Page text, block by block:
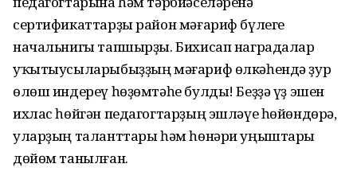
сертификаттарҙы район мәғариф бүлеге
начальнигы тапшырҙы. Бихисап наградалар
уҡытыусыларыбыҙҙың мәғариф өлкәһендә ҙур
өлөш индереү һөҙөмтәһе булды! Беҙҙә үҙ эшен
ихлас һөйгән педагогтарҙың эшләүе һөйөндөрә,
уларҙың таланттары һәм һөнәри уңыштары
дөйөм танылған.